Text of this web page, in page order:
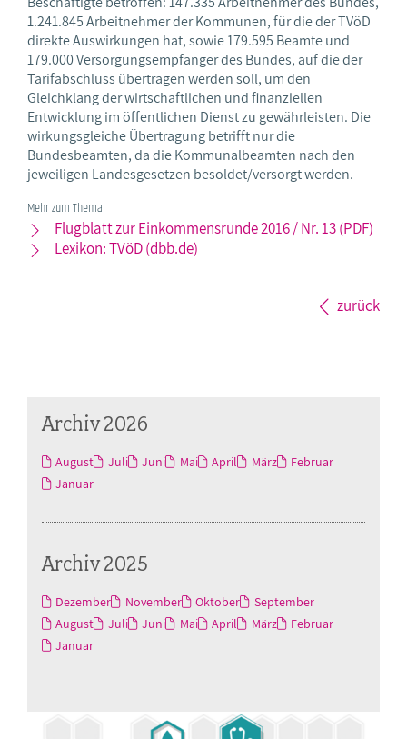
1.241.845 Arbeitnehmer der Kommunen, für die der TVöD
direkte Auswirkungen hat, sowie 179.595 Beamte und
179.000 Versorgungsempfänger des Bundes, auf die der
Tarifabschluss übertragen werden soll, um den
Gleichklang der wirtschaftlichen und finanziellen
Entwicklung im öffentlichen Dienst zu gewährleisten. Die
wirkungsgleiche Übertragung betrifft nur die
Bundesbeamten, da die Kommunalbeamten nach den
jeweiligen Landesgesetzen besoldet/versorgt werden.
Mehr zum Thema
Flugblatt zur Einkommensrunde 2016 / Nr. 13 (PDF)
Lexikon: TVöD (dbb.de)
zurück
Archiv 2026
August Juli Juni Mai April März
Februar
Januar
Archiv 2025
Dezember November Oktober
September
August
Juli Juni Mai April März
Februar
Januar